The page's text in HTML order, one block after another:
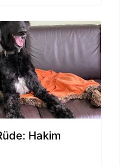
Hakim